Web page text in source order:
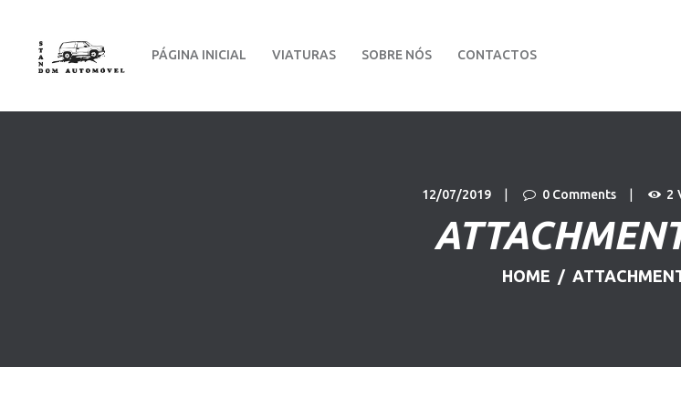
PÁGINA INICIAL VIATURAS SOBRE NÓS CONTACTOS
12/07/2019 0 Comments 2
HOME
VIATURAS
SOBRE NÓS